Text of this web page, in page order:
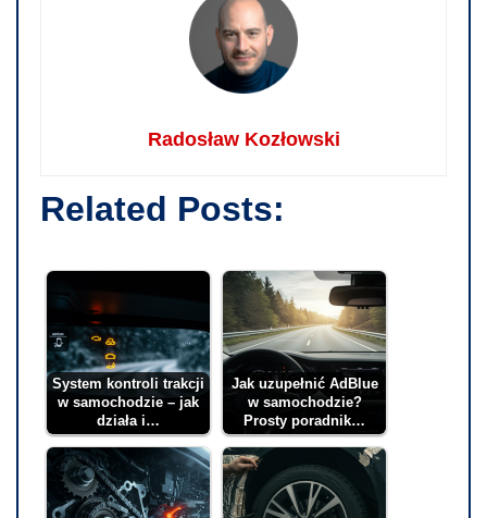
Radosław Kozłowski
Related Posts:
System kontroli trakcji
w samochodzie – jak
działa i…
Jak uzupełnić AdBlue
w samochodzie?
Prosty poradnik…